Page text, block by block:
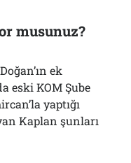
musunuz?
ek
eski KOM Şube
yaptığı
Kaplan şunları